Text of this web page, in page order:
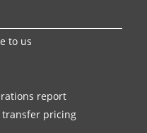
to us
report
pricing